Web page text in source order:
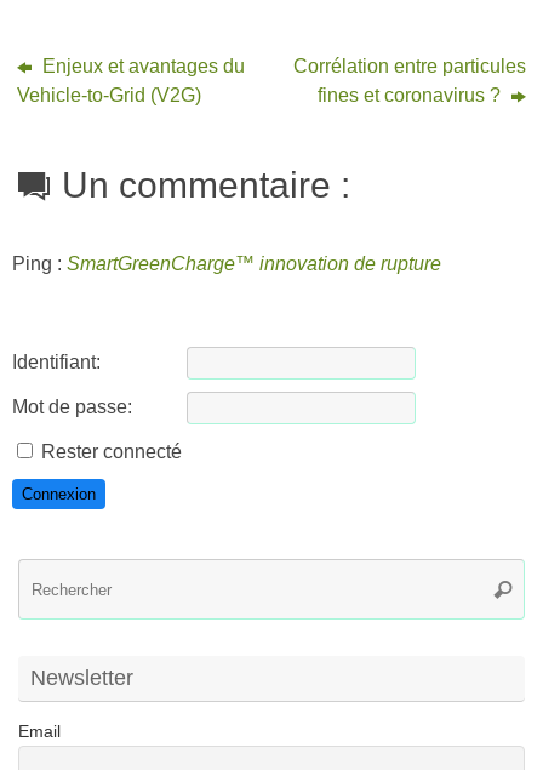
Enjeux et avantages du
Vehicle-to-Grid (V2G)
Corrélation entre particules
fines et coronavirus ?
Un commentaire :
Ping : SmartGreenCharge™ innovation de rupture
Identifiant:
Mot de passe:
Rester connecté
Connexion
Newsletter
Email